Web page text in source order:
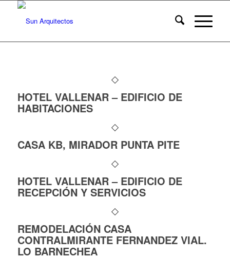
HOTEL VALLENAR – EDIFICIO DE
HABITACIONES
CASA KB, MIRADOR PUNTA PITE
HOTEL VALLENAR – EDIFICIO DE
RECEPCIÓN Y SERVICIOS
REMODELACIÓN CASA
CONTRALMIRANTE FERNANDEZ VIAL.
LO BARNECHEA